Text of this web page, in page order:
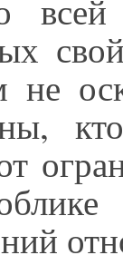
всей
не